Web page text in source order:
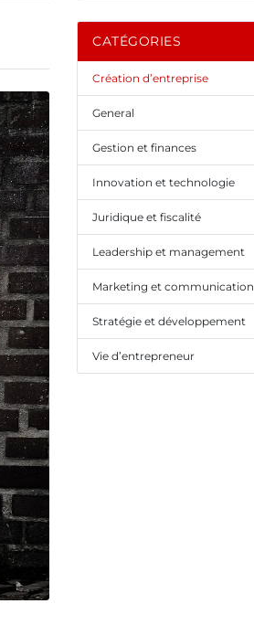
CATÉGORIES
Création d’entreprise
General
Gestion et finances
Innovation et technologie
Juridique et fiscalité
Leadership et management
Marketing et communication
Stratégie et développement
Vie d’entrepreneur